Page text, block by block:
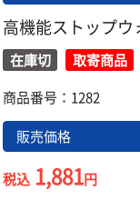
高機能ストップウ
在庫切
取寄商品
商品番号：1282
販売価格
税込 1,881円